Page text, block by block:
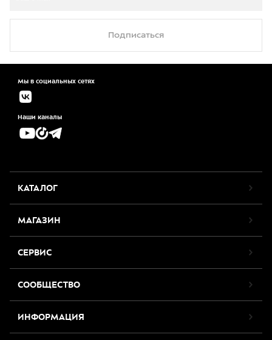
Подписаться
Мы в социальных сетях
Наши каналы
КАТАЛОГ
МАГАЗИН
СЕРВИС
СООБЩЕСТВО
ИНФОРМАЦИЯ